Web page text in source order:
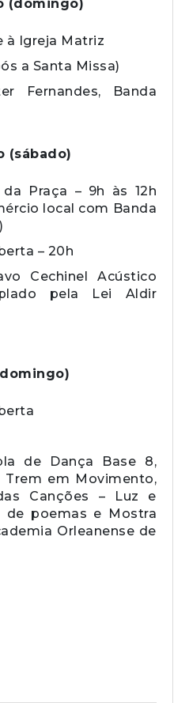
(domingo)
à Igreja Matriz
a Santa Missa)
Fernandes, Banda
(sábado)
Praça – 9h às 12h
local com Banda
– 20h
Cechinel Acústico
pela Lei Aldir
de Dança Base 8,
Trem em Movimento,
Canções – Luz e
de poemas e Mostra
Orleanense de